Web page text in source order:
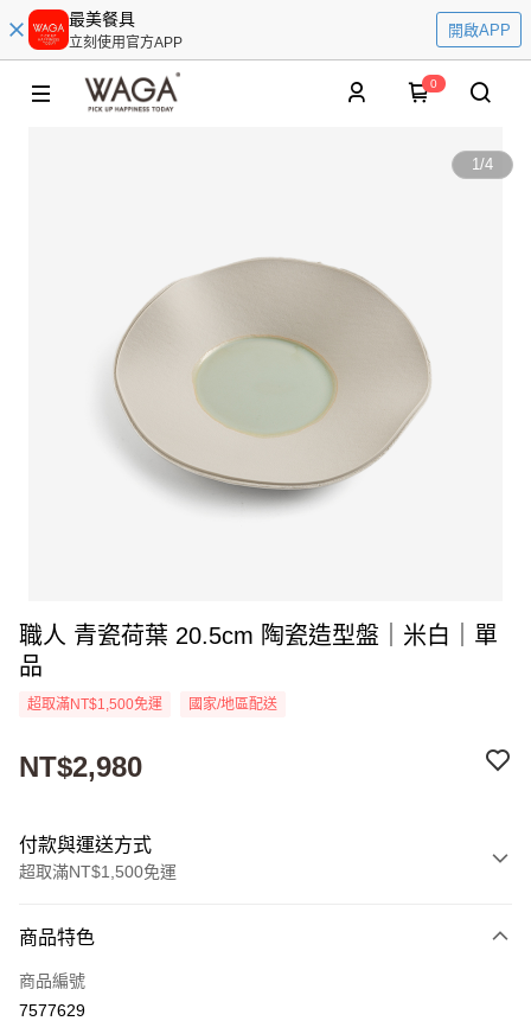
最美餐具
立刻使用官方APP
開啟APP
0
1/4
職人 青瓷荷葉 20.5cm 陶瓷造型盤｜米白｜單
品
超取滿NT$1,500免運 國家/地區配送
NT$2,980
付款與運送方式
超取滿NT$1,500免運
信用卡一次付款
超商取貨付款
商品特色
商品編號
7577629